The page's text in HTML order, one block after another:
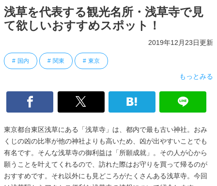
浅草を代表する観光名所・浅草寺で見
て欲しいおすすめスポット！
2019年12月23日更新
国内 関東 東京
もっとみる
東京都台東区浅草にある「浅草寺」は、都内で最も古い神社。おみ
くじの凶の比率が他の神社よりも高いため、凶が出やすいことでも
有名です。そんな浅草寺の御利益は「所願成就」。その人が心から
願うことを叶えてくれるので、訪れた際はお守りを買って帰るのが
おすすめです。それ以外にも見どころがたくさんある浅草寺。今回